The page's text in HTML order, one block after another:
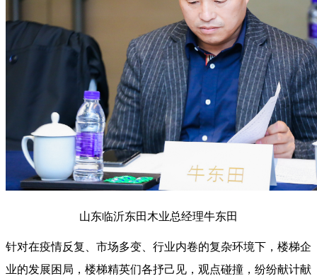
山东临沂东田木业总经理牛东田
针对在疫情反复、市场多变、行业内卷的复杂环境下，楼梯企
业的发展困局，楼梯精英们各抒己见，观点碰撞，纷纷献计献